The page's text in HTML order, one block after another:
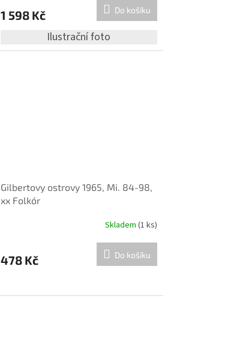
1 598 Kč Do košíku
Ilustrační foto
Gilbertovy ostrovy 1965, Mi. 84-98,
xx Folkór
Skladem (1 ks)
478 Kč Do košíku